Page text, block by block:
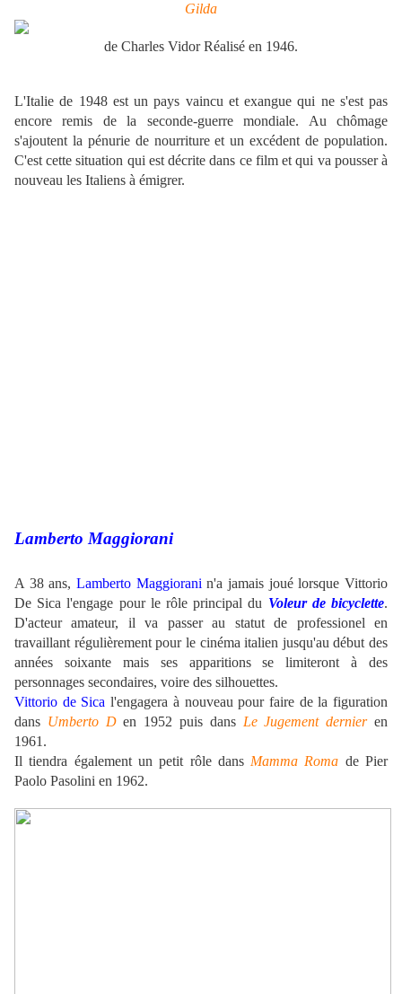
Gilda
de Charles Vidor Réalisé en 1946.
L'Italie de 1948 est un pays vaincu et exangue qui ne s'est pas
encore remis de la seconde-guerre mondiale. Au chômage
s'ajoutent la pénurie de nourriture et un excédent de population.
C'est cette situation qui est décrite dans ce film et qui va pousser à
nouveau les Italiens à émigrer.
Lamberto Maggiorani
A 38 ans, Lamberto Maggiorani n'a jamais joué lorsque Vittorio
De Sica l'engage pour le rôle principal du Voleur de bicyclette.
D'acteur amateur, il va passer au statut de professionel en
travaillant régulièrement pour le cinéma italien jusqu'au début des
années soixante mais ses apparitions se limiteront à des
personnages secondaires, voire des silhouettes.
Vittorio de Sica l'engagera à nouveau pour faire de la figuration
dans Umberto Den 1952 puis dans Le Jugement dernieren
1961.
Il tiendra également un petit rôle dans Mamma Roma de Pier
Paolo Pasolini en 1962.